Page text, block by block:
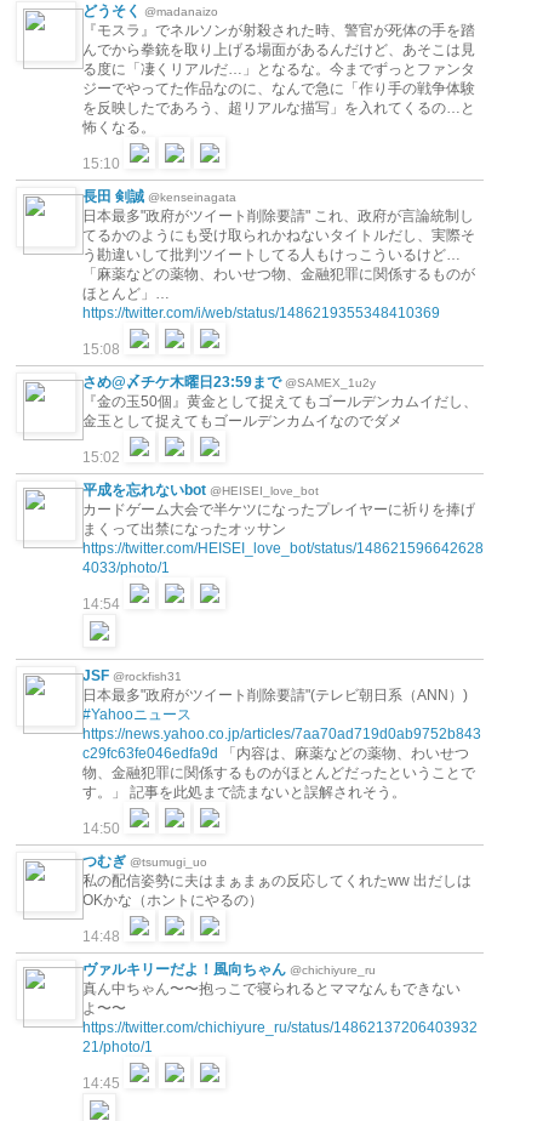
どうそく @madanaizo
『モスラ』でネルソンが射殺された時、警官が死体の手を踏
んでから拳銃を取り上げる場面があるんだけど、あそこは見
る度に「凄くリアルだ…」となるな。今までずっとファンタ
ジーでやってた作品なのに、なんで急に「作り手の戦争体験
を反映したであろう、超リアルな描写」を入れてくるの…と
怖くなる。
15:10
長田 剣誠 @kenseinagata
日本最多"政府がツイート削除要請" これ、政府が言論統制し
てるかのようにも受け取られかねないタイトルだし、実際そ
う勘違いして批判ツイートしてる人もけっこういるけど…
「麻薬などの薬物、わいせつ物、金融犯罪に関係するものが
ほとんど」…
https://twitter.com/i/web/status/1486219355348410369
15:08
さめ@〆チケ木曜日23:59まで @SAMEX_1u2y
『金の玉50個』黄金として捉えてもゴールデンカムイだし、
金玉として捉えてもゴールデンカムイなのでダメ
15:02
平成を忘れないbot @HEISEI_love_bot
カードゲーム大会で半ケツになったプレイヤーに祈りを捧げ
まくって出禁になったオッサン
https://twitter.com/HEISEI_love_bot/status/148621596642628
4033/photo/1
14:54
JSF @rockfish31
日本最多"政府がツイート削除要請"(テレビ朝日系（ANN）)
#Yahooニュース
https://news.yahoo.co.jp/articles/7aa70ad719d0ab9752b843
c29fc63fe046edfa9d 「内容は、麻薬などの薬物、わいせつ
物、金融犯罪に関係するものがほとんどだったということで
す。」 記事を此処まで読まないと誤解されそう。
14:50
つむぎ @tsumugi_uo
私の配信姿勢に夫はまぁまぁの反応してくれたww 出だしは
OKかな（ホントにやるの）
14:48
ヴァルキリーだよ！風向ちゃん @chichiyure_ru
真ん中ちゃん〜〜抱っこで寝られるとママなんもできない
よ〜〜
https://twitter.com/chichiyure_ru/status/14862137206403932
21/photo/1
14:45